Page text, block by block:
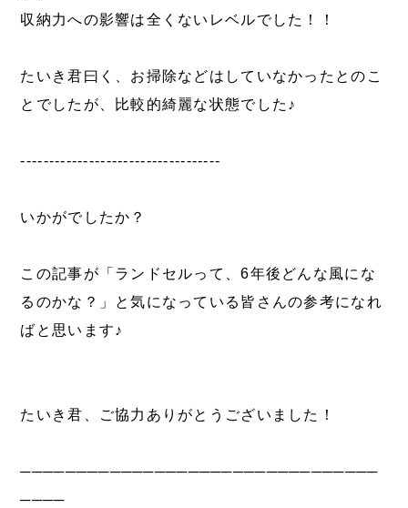
収納力への影響は全くないレベルでした！！
たいき君曰く、お掃除などはしていなかったとのこ
とでしたが、比較的綺麗な状態でした♪
-----------------------------------
いかがでしたか？
この記事が「ランドセルって、6年後どんな風にな
るのかな？」と気になっている皆さんの参考になれ
ばと思います♪
たいき君、ご協力ありがとうございました！
────────────────────────────────
────